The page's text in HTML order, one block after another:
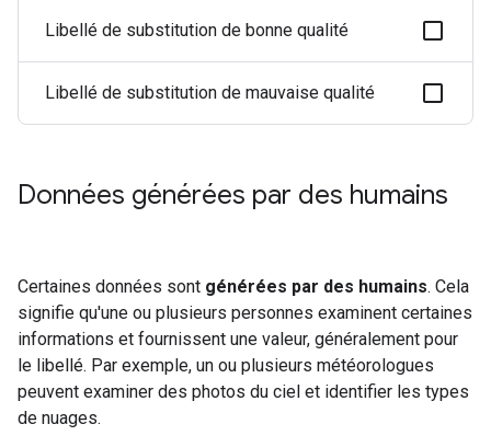
Libellé de substitution de bonne qualité
Libellé de substitution de mauvaise qualité
Données générées par des humains
Certaines données sont générées par des humains. Cela
signifie qu'une ou plusieurs personnes examinent certaines
informations et fournissent une valeur, généralement pour
le libellé. Par exemple, un ou plusieurs météorologues
peuvent examiner des photos du ciel et identifier les types
de nuages.